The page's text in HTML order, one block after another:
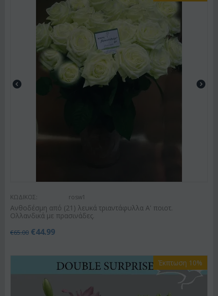
ΚΩΔΙΚΟΣ: rosw1
Ανθοδέσμη από (21) λευκά τριαντάφυλλα Α' ποιοτ.
Ολλανδικά με πρασινάδες.
€65.00 €44.99
Έκπτωση 10%